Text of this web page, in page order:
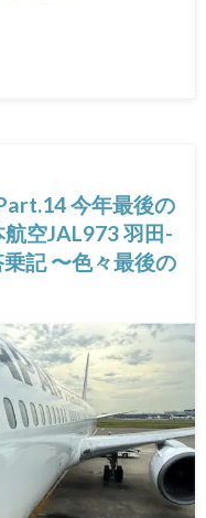
今年最後の
空JAL973 羽田-
記 〜色々最後の